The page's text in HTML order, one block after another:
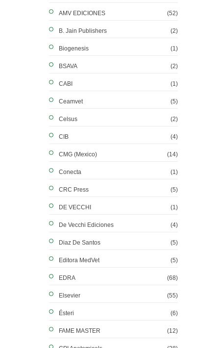
AMV EDICIONES (52)
B. Jain Publishers (2)
Biogenesis (1)
BSAVA (2)
CABI (1)
Ceamvet (5)
Celsus (2)
CIB (4)
CMG (Mexico) (14)
Conecta (1)
CRC Press (5)
DE VECCHI (1)
De Vecchi Ediciones (4)
Diaz De Santos (5)
Editora MedVet (5)
EDRA (68)
Elsevier (55)
Ésteri (6)
FAME MASTER (12)